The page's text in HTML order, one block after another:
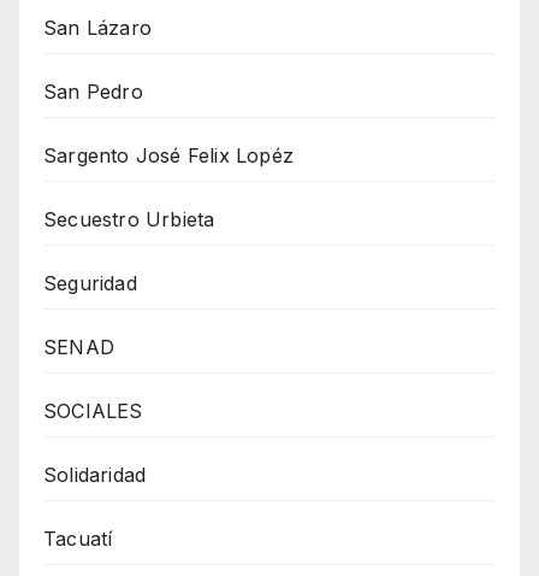
San Lázaro
San Pedro
Sargento José Felix Lopéz
Secuestro Urbieta
Seguridad
SENAD
SOCIALES
Solidaridad
Tacuatí